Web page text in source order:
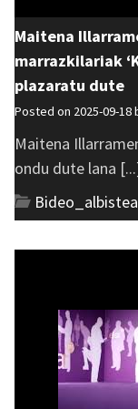
Maitena
marrazkilariak
plazaratu dute
Posted on 2025-09-18
Maitena
ondu dute lana